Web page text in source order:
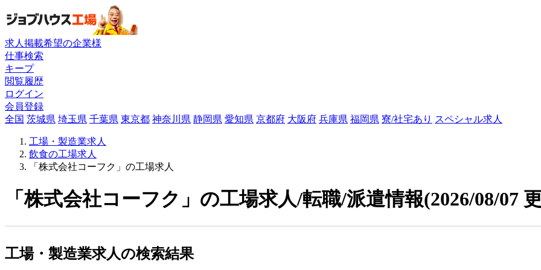
求人掲載希望の企業様
仕事検索
キープ
閲覧履歴
ログイン
会員登録
全国 茨城県 埼玉県 千葉県 東京都 神奈川県 静岡県 愛知県 京都府 大阪府 兵庫県 福岡県 寮/社宅あり スペシャル求人
工場・製造業求人
飲食の工場求人
「株式会社コーフク」の工場求人
「株式会社コーフク」の工場求人/転職/派遣情報(2026/08/07
工場・製造業求人の検索結果